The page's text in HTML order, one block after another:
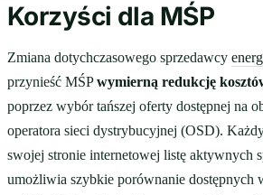
Korzyści dla MŚP
Zmiana dotychczasowego sprzedawcy
przynieść MŚPwymierną redukcję
poprzez wybór tańszej oferty dostępnej na
operatora sieci dystrybucyjnej (OSD).
swojej stronie internetowej listę aktywnych
umożliwia szybkie porównanie dostępnych